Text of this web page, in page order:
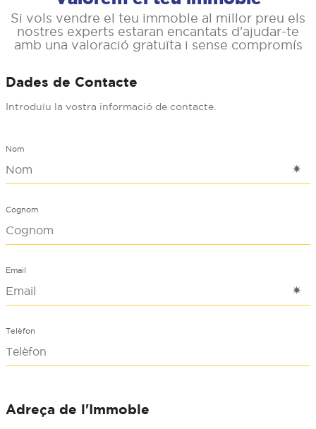
Si vols vendre el teu immoble al millor preu els
nostres experts estaran encantats d'ajudar-te
amb una valoració gratuïta i sense compromís
Dades de Contacte
Introduïu la vostra informació de contacte.
Nom
Cognom
Email
Telèfon
Adreça de l'Immoble